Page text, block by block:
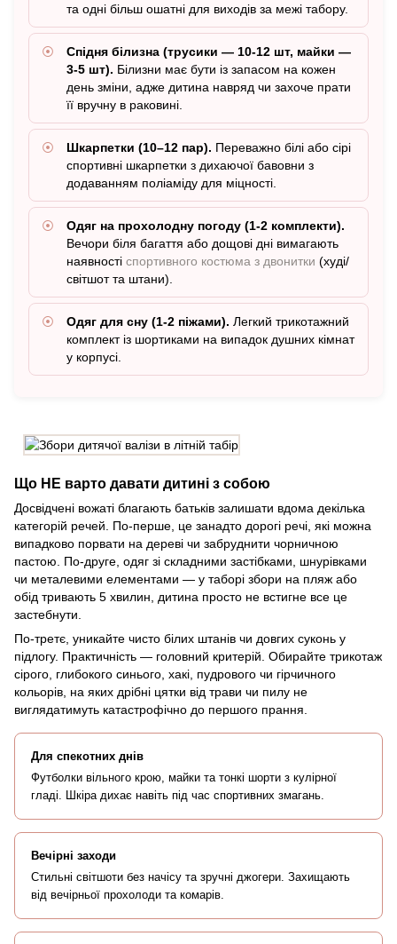
та одні більш ошатні для виходів за межі табору.
Спідня білизна (трусики — 10-12 шт, майки —
3-5 шт). Білизни має бути із запасом на кожен
день зміни, адже дитина навряд чи захоче прати
її вручну в раковині.
Шкарпетки (10–12 пар). Переважно білі або сірі
спортивні шкарпетки з дихаючої бавовни з
додаванням поліаміду для міцності.
Одяг на прохолодну погоду (1-2 комплекти).
Вечори біля багаття або дощові дні вимагають
наявності спортивного костюма з двонитки (худі/
світшот та штани).
Одяг для сну (1-2 піжами). Легкий трикотажний
комплект із шортиками на випадок душних кімнат
у корпусі.
Що НЕ варто давати дитині з собою
Досвідчені вожаті благають батьків залишати вдома декілька
категорій речей. По-перше, це занадто дорогі речі, які можна
випадково порвати на дереві чи забруднити чорничною
пастою. По-друге, одяг зі складними застібками, шнурівками
чи металевими елементами — у таборі збори на пляж або
обід тривають 5 хвилин, дитина просто не встигне все це
застебнути.
По-третє, уникайте чисто білих штанів чи довгих суконь у
підлогу. Практичність — головний критерій. Обирайте трикотаж
сірого, глибокого синього, хакі, пудрового чи гірчичного
кольорів, на яких дрібні цятки від трави чи пилу не
виглядатимуть катастрофічно до першого прання.
Для спекотних днів
Футболки вільного крою, майки та тонкі шорти з кулірної
гладі. Шкіра дихає навіть під час спортивних змагань.
Вечірні заходи
Стильні світшоти без начісу та зручні джогери. Захищають
від вечірньої прохолоди та комарів.